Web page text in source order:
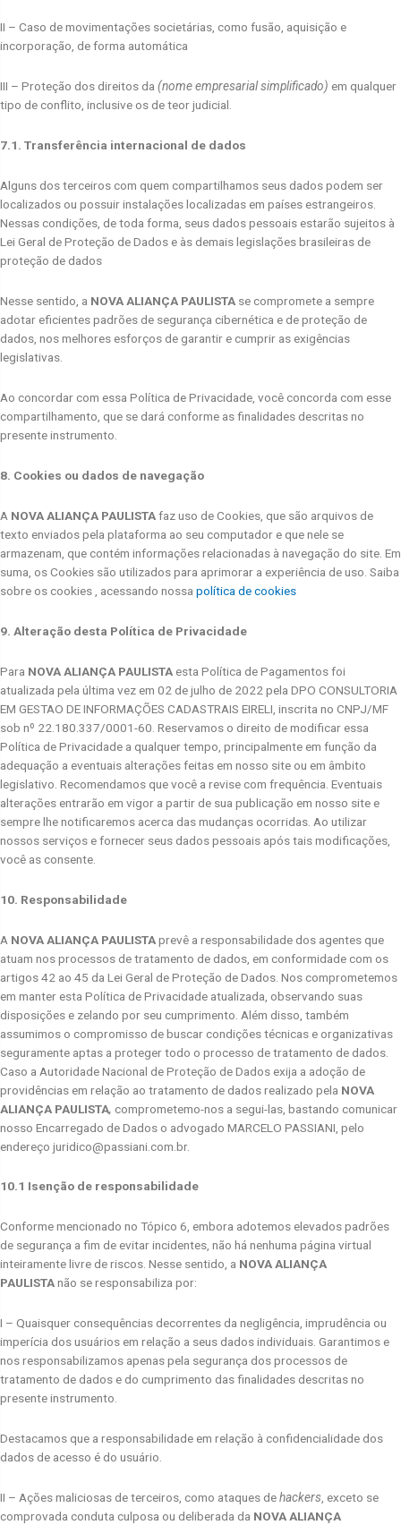
II – Caso de movimentações societárias, como fusão, aquisição e
incorporação, de forma automática
III – Proteção dos direitos da (nome empresarial simplificado) em qualquer
tipo de conflito, inclusive os de teor judicial.
7.1. Transferência internacional de dados
Alguns dos terceiros com quem compartilhamos seus dados podem ser
localizados ou possuir instalações localizadas em países estrangeiros.
Nessas condições, de toda forma, seus dados pessoais estarão sujeitos à
Lei Geral de Proteção de Dados e às demais legislações brasileiras de
proteção de dados
Nesse sentido, a NOVA ALIANÇA PAULISTA se compromete a sempre
adotar eficientes padrões de segurança cibernética e de proteção de
dados, nos melhores esforços de garantir e cumprir as exigências
legislativas.
Ao concordar com essa Política de Privacidade, você concorda com esse
compartilhamento, que se dará conforme as finalidades descritas no
presente instrumento.
8. Cookies ou dados de navegação
A NOVA ALIANÇA PAULISTAfaz uso de Cookies, que são arquivos de
texto enviados pela plataforma ao seu computador e que nele se
armazenam, que contém informações relacionadas à navegação do site. Em
suma, os Cookies são utilizados para aprimorar a experiência de uso. Saiba
sobre os cookies , acessando nossa política de cookies
9. Alteração desta Política de Privacidade
Para NOVA ALIANÇA PAULISTAesta Política de Pagamentos foi
atualizada pela última vez em 02 de julho de 2022 pela DPO CONSULTORIA
EM GESTAO DE INFORMAÇÕES CADASTRAIS EIRELI, inscrita no CNPJ/MF
sob nº 22.180.337/0001-60. Reservamos o direito de modificar essa
Política de Privacidade a qualquer tempo, principalmente em função da
adequação a eventuais alterações feitas em nosso site ou em âmbito
legislativo. Recomendamos que você a revise com frequência. Eventuais
alterações entrarão em vigor a partir de sua publicação em nosso site e
sempre lhe notificaremos acerca das mudanças ocorridas. Ao utilizar
nossos serviços e fornecer seus dados pessoais após tais modificações,
você as consente.
10. Responsabilidade
A NOVA ALIANÇA PAULISTAprevê a responsabilidade dos agentes que
atuam nos processos de tratamento de dados, em conformidade com os
artigos 42 ao 45 da Lei Geral de Proteção de Dados. Nos comprometemos
em manter esta Política de Privacidade atualizada, observando suas
disposições e zelando por seu cumprimento. Além disso, também
assumimos o compromisso de buscar condições técnicas e organizativas
seguramente aptas a proteger todo o processo de tratamento de dados.
Caso a Autoridade Nacional de Proteção de Dados exija a adoção de
providências em relação ao tratamento de dados realizado pela NOVA
ALIANÇA PAULISTA, comprometemo-nos a segui-las, bastando comunicar
nosso Encarregado de Dados o advogado MARCELO PASSIANI, pelo
endereço juridico@passiani.com.br.
10.1 Isenção de responsabilidade
Conforme mencionado no Tópico 6, embora adotemos elevados padrões
de segurança a fim de evitar incidentes, não há nenhuma página virtual
inteiramente livre de riscos. Nesse sentido, a NOVA ALIANÇA
PAULISTAnão se responsabiliza por:
I – Quaisquer consequências decorrentes da negligência, imprudência ou
imperícia dos usuários em relação a seus dados individuais. Garantimos e
nos responsabilizamos apenas pela segurança dos processos de
tratamento de dados e do cumprimento das finalidades descritas no
presente instrumento.
Destacamos que a responsabilidade em relação à confidencialidade dos
dados de acesso é do usuário.
II – Ações maliciosas de terceiros, como ataques dehackers , exceto se
comprovada conduta culposa ou deliberada da NOVA ALIANÇA